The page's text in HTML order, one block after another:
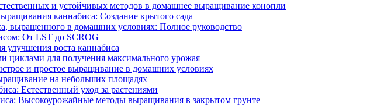
и устойчивых методов в домашнее выращивание конопли
каннабиса: Создание крытого сада
выращенного в домашних условиях: Полное руководство
От LST до SCROG
улучшения роста каннабиса
циклами для получения максимального урожая
и простое выращивание в домашних условиях
на небольших площадях
Естественный уход за растениями
Высокоурожайные методы выращивания в закрытом грунте